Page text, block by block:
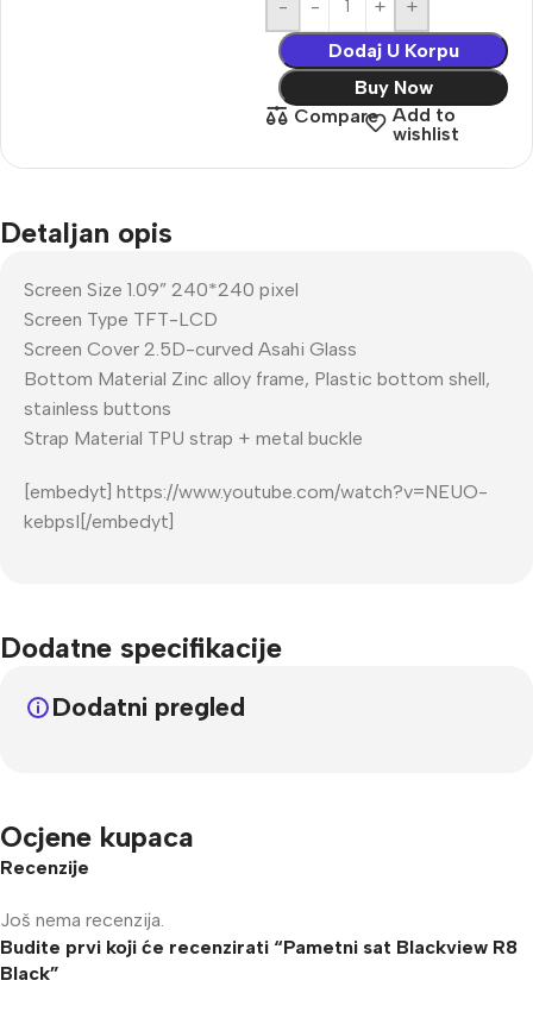
-
+
Dodaj U Korpu
Buy Now
Compare
Add to
wishlist
Detaljan opis
Screen Size 1.09” 240*240 pixel
Screen Type TFT-LCD
Screen Cover 2.5D-curved Asahi Glass
Bottom Material Zinc alloy frame, Plastic bottom shell,
stainless buttons
Strap Material TPU strap + metal buckle
[embedyt] https://www.youtube.com/watch?v=NEUO-
kebpsI[/embedyt]
Dodatne specifikacije
Dodatni pregled
Ocjene kupaca
Recenzije
Još nema recenzija.
Budite prvi koji će recenzirati “Pametni sat Blackview R8
Black”